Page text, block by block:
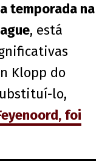
temporada na
, está
Klopp do
lo,
foi